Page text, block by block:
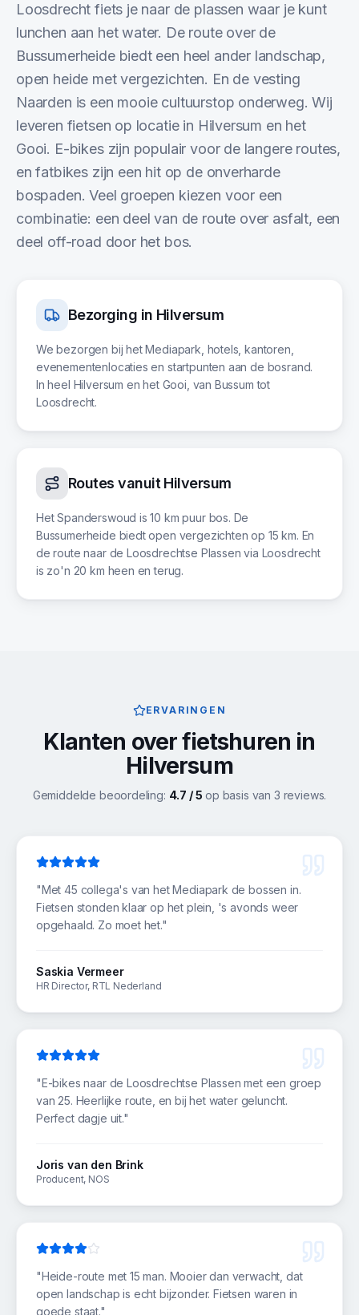
Loosdrecht fiets je naar de plassen waar je kunt
lunchen aan het water. De route over de
Bussumerheide biedt een heel ander landschap,
open heide met vergezichten. En de vesting
Naarden is een mooie cultuurstop onderweg. Wij
leveren fietsen op locatie in Hilversum en het
Gooi. E-bikes zijn populair voor de langere routes,
en fatbikes zijn een hit op de onverharde
bospaden. Veel groepen kiezen voor een
combinatie: een deel van de route over asfalt, een
deel off-road door het bos.
Bezorging in Hilversum
We bezorgen bij het Mediapark, hotels, kantoren,
evenementenlocaties en startpunten aan de bosrand.
In heel Hilversum en het Gooi, van Bussum tot
Loosdrecht.
Routes vanuit Hilversum
Het Spanderswoud is 10 km puur bos. De
Bussumerheide biedt open vergezichten op 15 km. En
de route naar de Loosdrechtse Plassen via Loosdrecht
is zo'n 20 km heen en terug.
ERVARINGEN
Klanten over fietshuren in
Hilversum
Gemiddelde beoordeling: 4.7 / 5 op basis van 3 reviews.
"Met 45 collega's van het Mediapark de bossen in.
Fietsen stonden klaar op het plein, 's avonds weer
opgehaald. Zo moet het."
Saskia Vermeer
HR Director, RTL Nederland
"E-bikes naar de Loosdrechtse Plassen met een groep
van 25. Heerlijke route, en bij het water geluncht.
Perfect dagje uit."
Joris van den Brink
Producent, NOS
"Heide-route met 15 man. Mooier dan verwacht, dat
open landschap is echt bijzonder. Fietsen waren in
goede staat."